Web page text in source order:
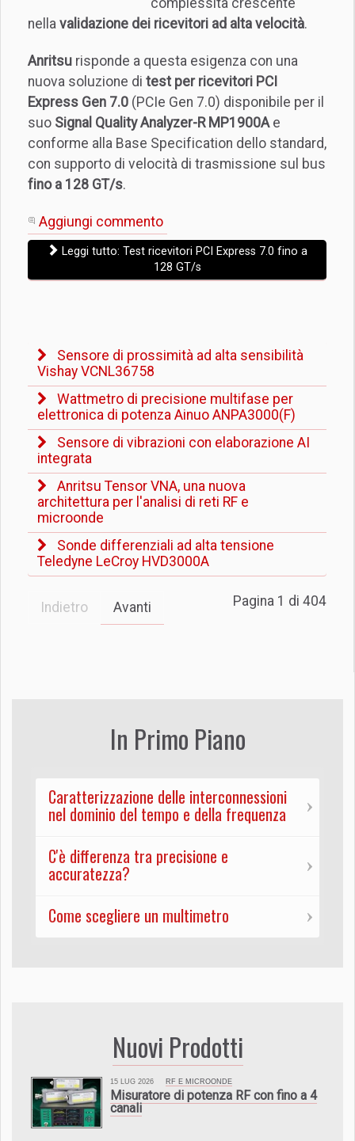
complessità crescente
nella validazione dei ricevitori ad alta velocità.
Anritsu risponde a questa esigenza con una
nuova soluzione di test per ricevitori PCI
Express Gen 7.0 (PCIe Gen 7.0) disponibile per il
suo Signal Quality Analyzer-R MP1900Ae
conforme alla Base Specification dello standard,
con supporto di velocità di trasmissione sul bus
fino a 128 GT/s.
Aggiungi commento
Leggi tutto: Test ricevitori PCI Express 7.0 fino a
128 GT/s
Sensore di prossimità ad alta sensibilità
Vishay VCNL36758
Wattmetro di precisione multifase per
elettronica di potenza Ainuo ANPA3000(F)
Sensore di vibrazioni con elaborazione AI
integrata
Anritsu Tensor VNA, una nuova
architettura per l'analisi di reti RF e
microonde
Sonde differenziali ad alta tensione
Teledyne LeCroy HVD3000A
Pagina 1 di 404
Indietro Avanti
In Primo Piano
Caratterizzazione delle interconnessioni
nel dominio del tempo e della frequenza
C'è differenza tra precisione e
accuratezza?
Come scegliere un multimetro
Nuovi Prodotti
15 LUG 2026 RF E MICROONDE
Misuratore di potenza RF con fino a 4
canali